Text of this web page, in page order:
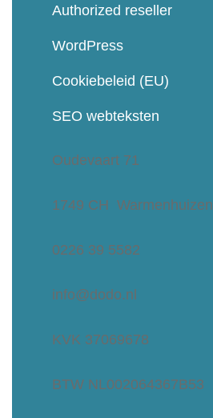
Authorized reseller
WordPress
Cookiebeleid (EU)
SEO webteksten
Oudevaart 71
1749 CH Warmenhuizen
0226 39 5582
info@dodo.nl
KVK 37069678
BTW NL002064367B53